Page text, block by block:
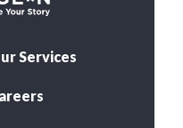
Services